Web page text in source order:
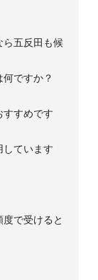
五反田も候
ですか？
すめです
ています
で受けると